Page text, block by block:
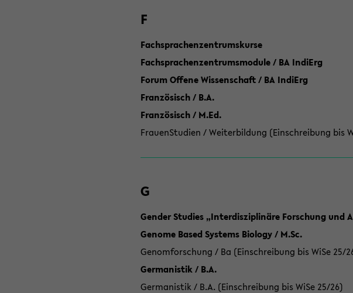
F
Fachsprachenzentrumskurse
Fachsprachenzentrumsmodule / BA IndiErg
Forum Offene Wissenschaft / BA IndiErg
Französisch / B.A.
Französisch / M.Ed.
FrauenStudien / Weiterbildung (Einschreibung bis
G
Gender Studies „Interdisziplinäre Forschung und
Genome Based Systems Biology / M.Sc.
Genomforschung / Ba (Einschreibung bis WiSe 25/
Germanistik / B.A.
Germanistik / B.A. (Einschreibung bis WiSe 25/26)